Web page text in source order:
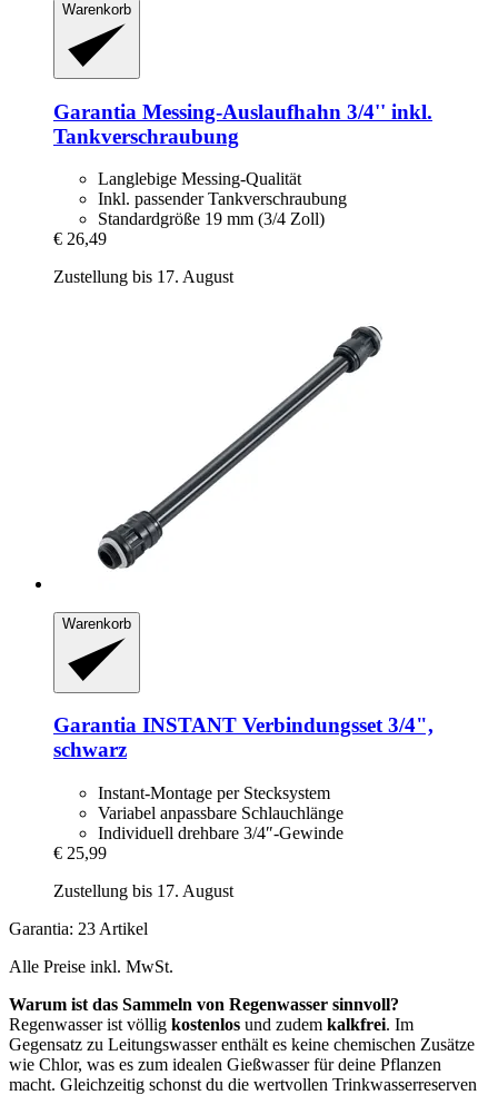
Warenkorb
Garantia Messing-​Auslaufhahn 3/4'' inkl.
Tankverschraubung
Langlebige Messing-Qualität
Inkl. passender Tankverschraubung
Standardgröße 19 mm (3/4 Zoll)
€ 26,49
Zustellung bis 17. August
Warenkorb
Garantia INSTANT Verbindungsset 3/4",
schwarz
Instant-Montage per Stecksystem
Variabel anpassbare Schlauchlänge
Individuell drehbare 3/4″-Gewinde
€ 25,99
Zustellung bis 17. August
Garantia: 23 Artikel
Alle Preise inkl. MwSt.
Warum ist das Sammeln von Regenwasser sinnvoll?
Regenwasser ist völlig kostenlos und zudem kalkfrei. Im
Gegensatz zu Leitungswasser enthält es keine chemischen Zusätze
wie Chlor, was es zum idealen Gießwasser für deine Pflanzen
macht. Gleichzeitig schonst du die wertvollen Trinkwasserreserven